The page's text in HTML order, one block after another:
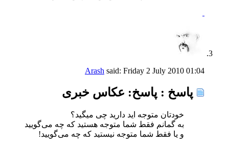
Arash said: Friday 2 July 2010 01:04
پاسخ : پاسخ: عکاس خبری
خودتان متوجه اید دارید چی میگید؟
به گمانم فقط شما متوجه هستید که چه می‌گویید
و یا فقط شما متوجه نیستید که چه می‌گویید!